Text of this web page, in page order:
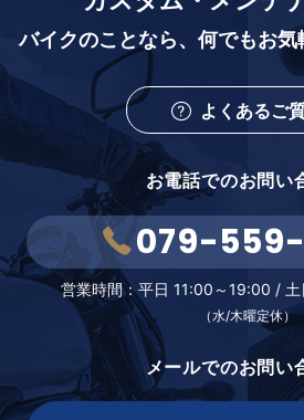
バイクのことなら、 何でもお気
よくあるご
お電話でのお問い
079-
営業時間：平日 11:00～19:00 /
（水/木曜定休）
メールでのお問い